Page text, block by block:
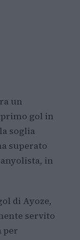
un
primo gol in
soglia
superato
in
di Ayoze,
servito
per